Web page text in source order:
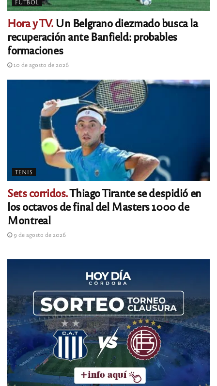
FÚTBOL
Hora y TV.Un Belgrano diezmado busca la
recuperación ante Banfield: probables
formaciones
10 de agosto de 2026
TENIS
Sets corridos.Thiago Tirante se despidió en
los octavos de final del Masters 1000 de
Montreal
9 de agosto de 2026